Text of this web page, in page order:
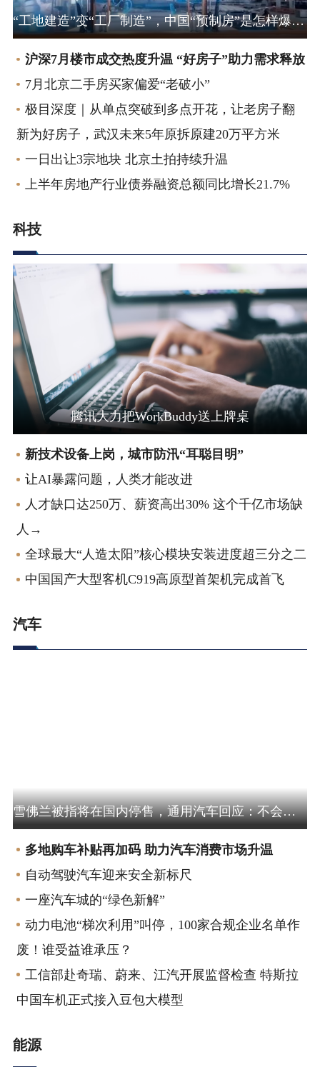
“工地建造”变“工厂制造”，中国“预制房”是怎样爆单的？
沪深7月楼市成交热度升温 “好房子”助力需求释放
7月北京二手房买家偏爱“老破小”
极目深度｜从单点突破到多点开花，让老房子翻
新为好房子，武汉未来5年原拆原建20万平方米
一日出让3宗地块 北京土拍持续升温
上半年房地产行业债券融资总额同比增长21.7%
科技
创新 | 产品 | 动态 | 趋势
腾讯大力把WorkBuddy送上牌桌
新技术设备上岗，城市防汛“耳聪目明”
让AI暴露问题，人类才能改进
人才缺口达250万、薪资高出30% 这个千亿市场缺
人→
全球最大“人造太阳”核心模块安装进度超三分之二
中国国产大型客机C919高原型首架机完成首飞
汽车
雪佛兰被指将在国内停售，通用汽车回应：不会停产；去年雪佛兰中国销量不足9000辆
多地购车补贴再加码 助力汽车消费市场升温
自动驾驶汽车迎来安全新标尺
一座汽车城的“绿色新解”
动力电池“梯次利用”叫停，100家合规企业名单作
废！谁受益谁承压？
工信部赴奇瑞、蔚来、江汽开展监督检查 特斯拉
中国车机正式接入豆包大模型
能源